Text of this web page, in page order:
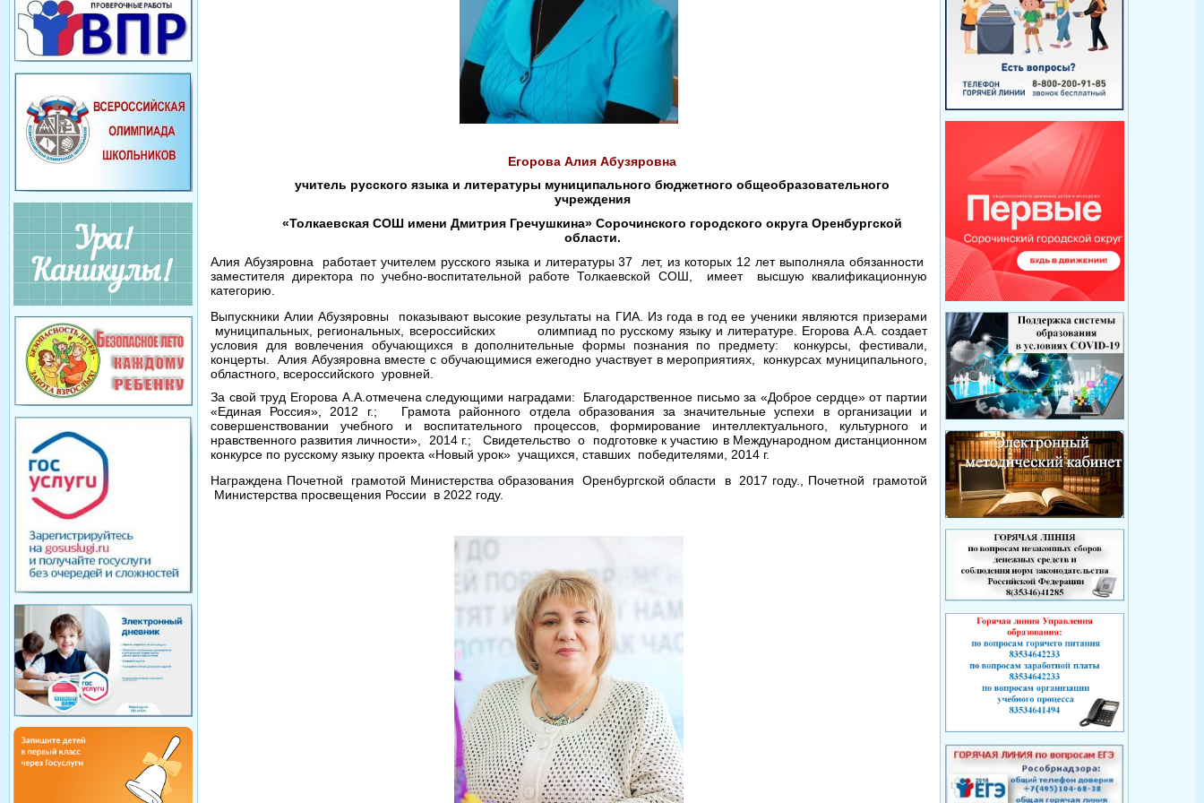
Егорова Алия Абузяровна
учитель русского языка и литературы муниципального бюджетного общеобразовательного
учреждения
«Толкаевская СОШ имени Дмитрия Гречушкина» Сорочинского городского округа Оренбургской
области.
Алия Абузяровна работает учителем русского языка и литературы 37 лет, из которых 12 лет выполняла обязанности
заместителя директора по учебно-воспитательной работе Толкаевской СОШ, имеет высшую квалификационную
категорию.
Выпускники Алии Абузяровны показывают высокие результаты на ГИА. Из года в год ее ученики являются призерами
муниципальных, региональных, всероссийских олимпиад по русскому языку и литературе. Егорова А.А. создает
условия для вовлечения обучающихся в дополнительные формы познания по предмету: конкурсы, фестивали,
концерты. Алия Абузяровна вместе с обучающимися ежегодно участвует в мероприятиях, конкурсах муниципального,
областного, всероссийского уровней.
За свой труд Егорова А.А.отмечена следующими наградами: Благодарственное письмо за «Доброе сердце» от партии
«Единая Россия», 2012 г.; Грамота районного отдела образования за значительные успехи в организации и
совершенствовании учебного и воспитательного процессов, формирование интеллектуального, культурного и
нравственного развития личности», 2014 г.; Свидетельство о подготовке к участию в Международном дистанционном
конкурсе по русскому языку проекта «Новый урок» учащихся, ставших победителями, 2014 г.
Награждена Почетной грамотой Министерства образования Оренбургской области в 2017 году., Почетной грамотой
Министерства просвещения России в 2022 году.